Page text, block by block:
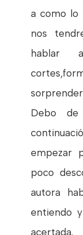
a como lo
nos
hablar
Debo
empezar
poco
autora
entiendo
acertada.